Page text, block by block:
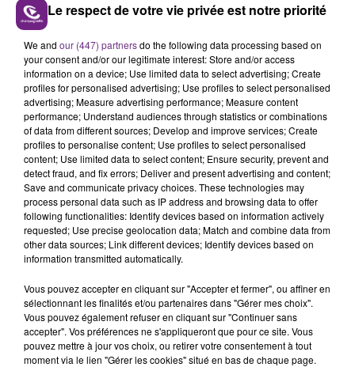
6 août 2026
SI TOUT LE MONDE FAIT ÇA, MOI L'ANNÉE
PROCHAINE JE VENDANGE EN...
La vendange en Champagne a débuté ce jeudi 6
août dans la commune de Montgueux (Aube). Du
jamais vu !
6 août 2026
L'INSPECTION DU TRAVAIL RAPPELLE À
L'ORDRE SUR LES CONDITIONS DE...
s'est avéré être plus précoce que prévu,
l'inspection du Travail en profite pour rappeler
les conditions de...
TITRES DIFFUSÉS
Le respect de votre vie privée est notre priorité
We and our (447) partnersdo the following data processing based on
your consent and/or our legitimate interest: Store and/or access
information on a device; Use limited data to select advertising; Create
profiles for personalised advertising; Use profiles to select personalised
advertising; Measure advertising performance; Measure content
performance; Understand audiences through statistics or combinations
of data from different sources; Develop and improve services; Create
profiles to personalise content; Use profiles to select personalised
content; Use limited data to select content; Ensure security, prevent and
detect fraud, and fix errors; Deliver and present advertising and content;
Save and communicate privacy choices. These technologies may
process personal data such as IP address and browsing data to offer
following functionalities: Identify devices based on information actively
requested; Use precise geolocation data; Match and combine data from
other data sources; Link different devices; Identify devices based on
information transmitted automatically.
Vous pouvez accepter en cliquant sur "Accepter et fermer", ou affiner en
sélectionnant les finalités et/ou partenaires dans "Gérer mes choix".
Vous pouvez également refuser en cliquant sur "Continuer sans
accepter". Vos préférences ne s'appliqueront que pour ce site. Vous
pouvez mettre à jour vos choix, ou retirer votre consentement à tout
moment via le lien "Gérer les cookies" situé en bas de chaque page.